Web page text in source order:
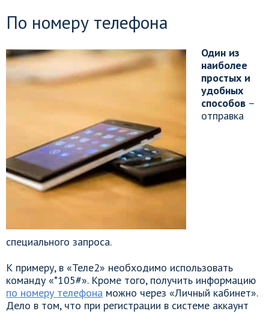
По номеру телефона
Один из
наиболее
простых и
удобных
способов –
отправка
специального запроса.
К примеру, в «Теле2» необходимо использовать
команду «*105#». Кроме того, получить информацию
по номеру телефона можно через «Личный кабинет».
Дело в том, что при регистрации в системе аккаунт